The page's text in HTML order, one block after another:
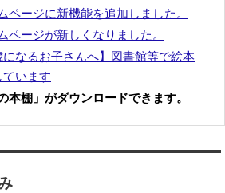
ページに新機能を追加しました。
ページが新しくなりました。
になるお子さんへ】図書館等で絵本
ています
本棚」がダウンロードできます。